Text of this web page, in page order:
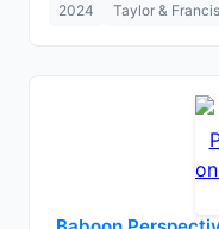
2024 Taylor & Francis